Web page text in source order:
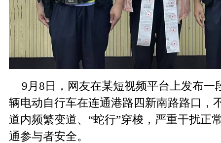
9月8日，网友在某短视频平台上发布一
辆电动自行车在连通港路四新南路路口，
道内频繁变道、“蛇行”穿梭，严重干扰正
通参与者安全。